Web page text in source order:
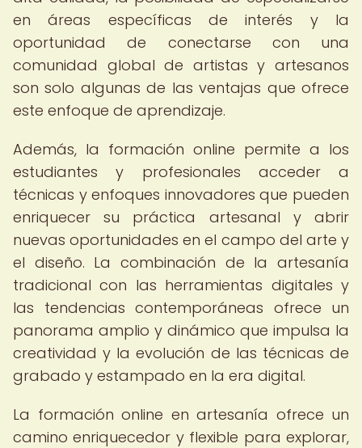
en áreas específicas de interés y la
oportunidad de conectarse con una
comunidad global de artistas y artesanos
son solo algunas de las ventajas que ofrece
este enfoque de aprendizaje.
Además, la formación online permite a los
estudiantes y profesionales acceder a
técnicas y enfoques innovadores que pueden
enriquecer su práctica artesanal y abrir
nuevas oportunidades en el campo del arte y
el diseño. La combinación de la artesanía
tradicional con las herramientas digitales y
las tendencias contemporáneas ofrece un
panorama amplio y dinámico que impulsa la
creatividad y la evolución de las técnicas de
grabado y estampado en la era digital.
La formación online en artesanía ofrece un
camino enriquecedor y flexible para explorar,